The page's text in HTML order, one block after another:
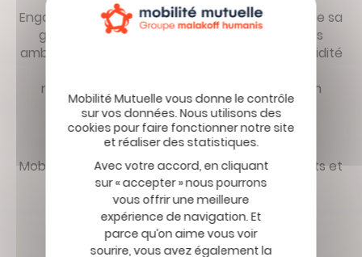
Engagée dans un programme de certification de sa
gestion, Mobilité Mutuelle se fixe des objectifs
ambitieux en matière de qualité de service (rapidité
remboursements, simplification de la gestion
administrative).
Mobilité Mutuelle est à l’écoute de ses adhérents et
met en œuvre unbaromètre annuel de
satisfactionlabellisé dans une démarche
d’amélioration continue de ses prestations.
95,9 %des adhérents expriment ainsi une
Avec votre accord, en cliquant
sur « accepter » nous pourrons
vous offrir une meilleure
expérience de navigation. Et
parce qu’on aime vous voir
sourire, vous avez également la